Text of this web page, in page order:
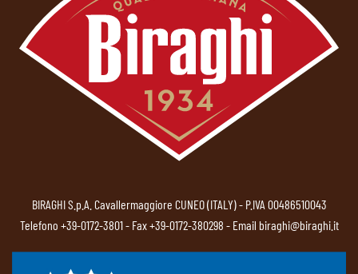
BIRAGHI S.p.A. Cavallermaggiore CUNEO (ITALY) - P.IVA 00486510043
Telefono +39-0172-3801- Fax +39-0172-380298 - Email biraghi@biraghi.it